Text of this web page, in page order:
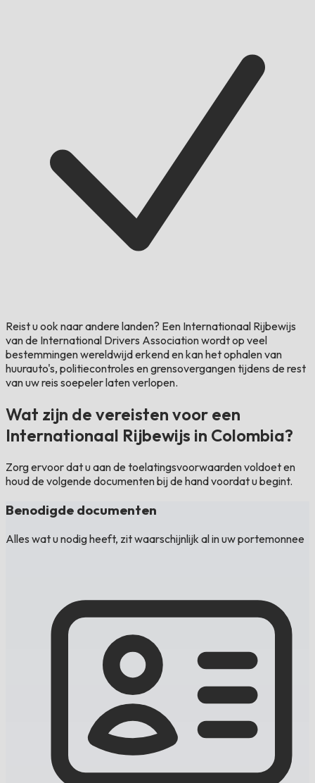
Reist u ook naar andere landen? Een Internationaal Rijbewijs
van de International Drivers Association wordt op veel
bestemmingen wereldwijd erkend en kan het ophalen van
huurauto's, politiecontroles en grensovergangen tijdens de rest
van uw reis soepeler laten verlopen.
Wat zijn de vereisten voor een
Internationaal Rijbewijs in Colombia?
Zorg ervoor dat u aan de toelatingsvoorwaarden voldoet en
houd de volgende documenten bij de hand voordat u begint.
Benodigde documenten
Alles wat u nodig heeft, zit waarschijnlijk al in uw portemonnee